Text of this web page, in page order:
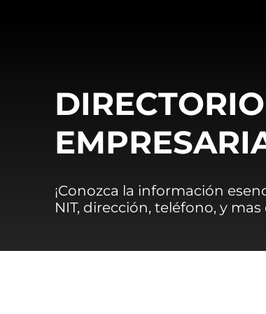
¡Conozca la información
NIT, dirección, teléfono, y